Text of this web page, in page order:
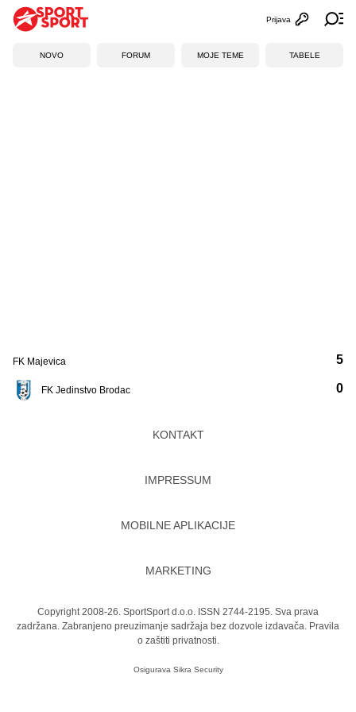
Otvori
Prijava
NOVO FORUM MOJE TEME TABELE
FK Majevica
FK Jedinstvo Brodac
5
0
KONTAKT
IMPRESSUM
MOBILNE APLIKACIJE
MARKETING
Copyright 2008-26. SportSport d.o.o. ISSN 2744-2195. Sva prava
zadržana. Zabranjeno preuzimanje sadržaja bez dozvole izdavača. Pravila
o zaštiti privatnosti.
Osigurava Sikra Security